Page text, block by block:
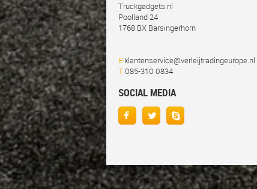
Truckgadgets.nl
Poolland 24
1768 BX Barsingerhorn
E klantenservice@verleijtradingeurope.nl
T085-310 0834
SOCIAL MEDIA